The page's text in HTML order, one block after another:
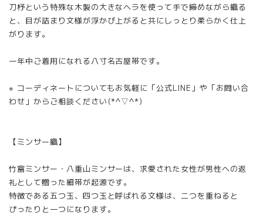
刀杼という特殊な木製の大きなヘラを使って手で締めながら織る
と、目が詰まり文様が浮かび上がると共にしっとり柔らかく仕上
がります。
一年中ご着用になれる八寸名古屋帯です。
※ コーディネートについてもお気軽に「公式LINE」や「お問い合
わせ」からご相談ください(*^▽^*)
【ミンサー織】
竹富ミンサー・八重山ミンサーは、求愛された女性が男性への返
礼として贈った細帯が起源です。
特徴である五つ玉、四つ玉と呼ばれる文様は、二つを重ねると
ぴったりと一つになります。